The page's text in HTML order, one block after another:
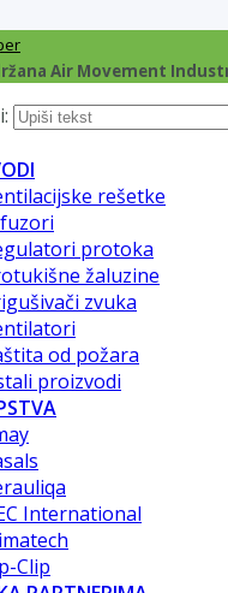
Air Movement
rešetke
protoka
žaluzine
zvuka
od požara
proizvodi
International
Clip